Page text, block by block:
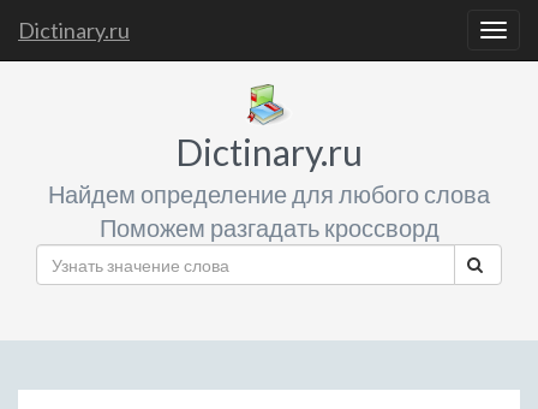
Dictinary.ru
Dictinary.ru
Найдем определение для любого слова
Поможем разгадать кроссворд